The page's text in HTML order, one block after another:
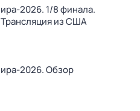
2026. 1/8 финала.
из США
2026. Обзор